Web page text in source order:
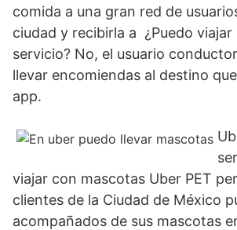
comida a una gran red de
ciudad y recibirla a ¿Puedo viajar
servicio? No, el usuario
llevar encomiendas al destino
app.
viajar con mascotas Uber PET
clientes de la Ciudad de México
acompañados de sus mascotas